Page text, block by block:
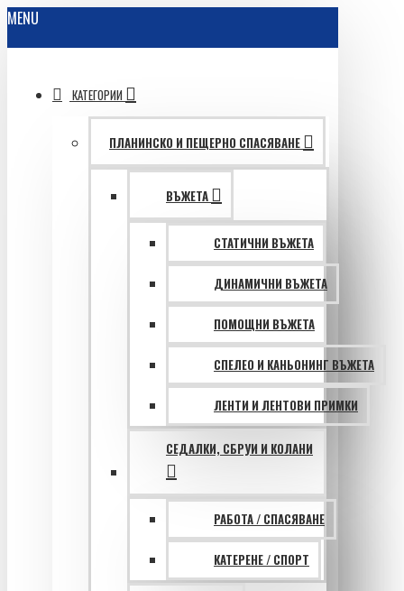
MENU
КАТЕГОРИИ
ПЛАНИНСКО И ПЕЩЕРНО СПАСЯВАНЕ
ВЪЖЕТА
СТАТИЧНИ ВЪЖЕТА
ДИНАМИЧНИ ВЪЖЕТА
ПОМОЩНИ ВЪЖЕТА
СПЕЛЕО И КАНЬОНИНГ ВЪЖЕТА
ЛЕНТИ И ЛЕНТОВИ ПРИМКИ
СЕДАЛКИ, СБРУИ И КОЛАНИ
РАБОТА / СПАСЯВАНЕ
КАТЕРЕНЕ / СПОРТ